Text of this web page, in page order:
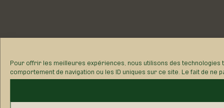
Pour offrir les meilleures expériences, nous utilisons des
comportement de navigation ou les ID uniques sur ce site. Le fait de